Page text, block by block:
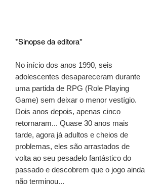
*Sinopse da editora*
No início dos anos 1990, seis
adolescentes desapareceram durante
uma partida de RPG (Role Playing
Game) sem deixar o menor vestígio.
Dois anos depois, apenas cinco
retornaram... Quase 30 anos mais
tarde, agora já adultos e cheios de
problemas, eles são arrastados de
volta ao seu pesadelo fantástico do
passado e descobrem que o jogo ainda
não terminou...